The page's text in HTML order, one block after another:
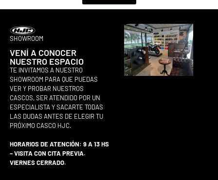
SHOWROOM
VENÍ A CONOCER
NUESTRO ESPACIO
TE INVITAMOS A NUESTRO
SHOWROOM PARA QUE PUEDAS
VER Y PROBAR NUESTROS
CASCOS, SER ATENDIDO POR UN
ESPECIALISTA Y SACARTE TODAS
LAS DUDAS ANTES DE ELEGIR TU
PRÓXIMO CASCO HJC.
HORARIOS DE ATENCIÓN: 9 A 13 HS
– VISITA CON CITA PREVIA.
VIERNES CERRADO.